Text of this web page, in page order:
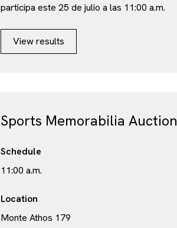
participa este 25 de julio a las 11:00 a.m.
View results
Sports Memorabilia Auction
Schedule
11:00 a.m.
Location
Monte Athos 179